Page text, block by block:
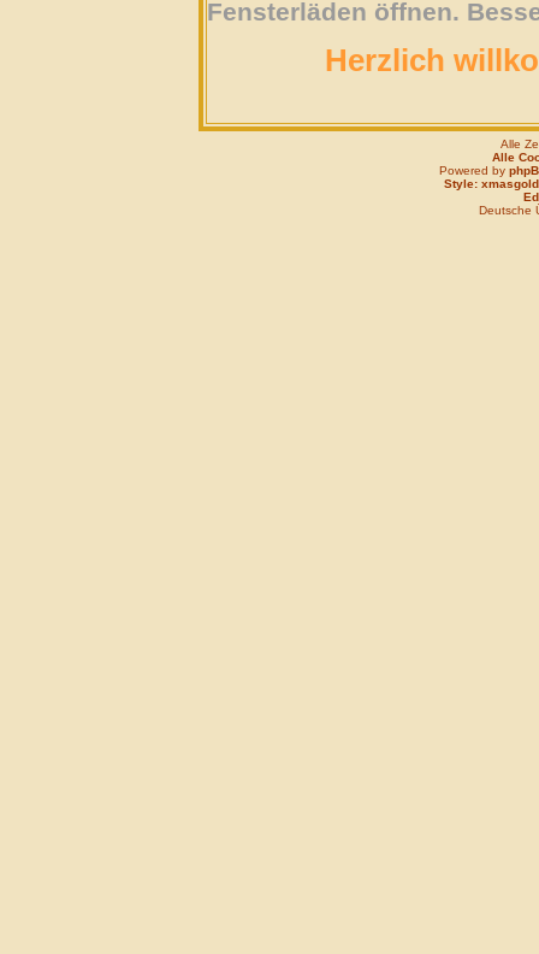
Fensterläden öffnen.
Herzlich
Alle
Alle
Powered by
Style: xmasgold
Deutsche